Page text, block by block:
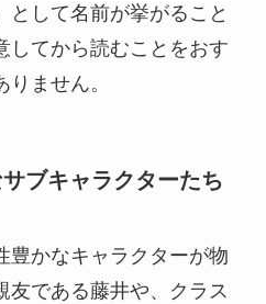
として名前が挙がること
してから読むことをおす
ません。
ブキャラクターたち
豊かなキャラクターが物
友である藤井や、クラス